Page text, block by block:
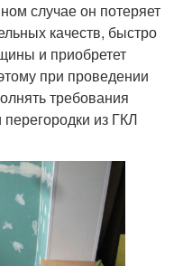
случае он потеряет
качеств, быстро
и приобретет
при проведении
требования
из ГКЛ